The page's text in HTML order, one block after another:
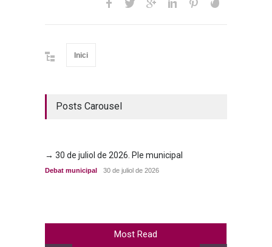
Inici
Posts Carousel
→ 30 de juliol de 2026. Ple municipal
Debat municipal 30 de juliol de 2026
Most Read